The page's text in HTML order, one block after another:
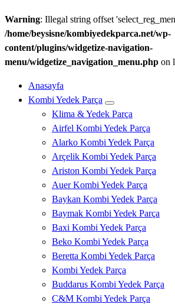
Warning: Illegal string offset
/home/beysisne/kombiyedekparca.net/wp-
content/plugins/widgetize-navigation-
menu/widgetize_navigation_menu.php on
Anasayfa
Kombi Yedek Parça
Klima & Yedek Parça
Airfel Kombi Yedek Parça
Alarko Kombi Yedek Parça
Arçelik Kombi Yedek Parça
Ariston Kombi Yedek Parça
Auer Kombi Yedek Parça
Baykan Kombi Yedek Parça
Baymak Kombi Yedek Parça
Baxi Kombi Yedek Parça
Beko Kombi Yedek Parça
Beretta Kombi Yedek Parça
Kombi Yedek Parça
Buddarus Kombi Yedek Parça
C&M Kombi Yedek Parça